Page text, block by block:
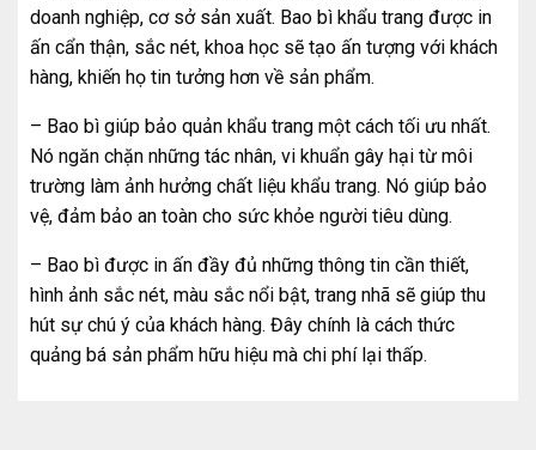
doanh nghiệp, cơ sở sản xuất. Bao bì khẩu trang được in
ấn cẩn thận, sắc nét, khoa học sẽ tạo ấn tượng với khách
hàng, khiến họ tin tưởng hơn về sản phẩm.
– Bao bì giúp bảo quản khẩu trang một cách tối ưu nhất.
Nó ngăn chặn những tác nhân, vi khuẩn gây hại từ môi
trường làm ảnh hưởng chất liệu khẩu trang. Nó giúp bảo
vệ, đảm bảo an toàn cho sức khỏe người tiêu dùng.
– Bao bì được in ấn đầy đủ những thông tin cần thiết,
hình ảnh sắc nét, màu sắc nổi bật, trang nhã sẽ giúp thu
hút sự chú ý của khách hàng. Đây chính là cách thức
quảng bá sản phẩm hữu hiệu mà chi phí lại thấp.